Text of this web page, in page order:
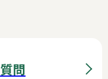
問